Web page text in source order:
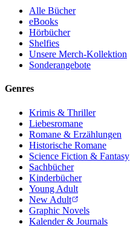
Alle Bücher
eBooks
Hörbücher
Shelfies
Unsere Merch-Kollektion
Sonderangebote
Genres
Krimis & Thriller
Liebesromane
Romane & Erzählungen
Historische Romane
Science Fiction & Fantasy
Sachbücher
Kinderbücher
Young Adult
New Adult
Graphic Novels
Kalender & Journals